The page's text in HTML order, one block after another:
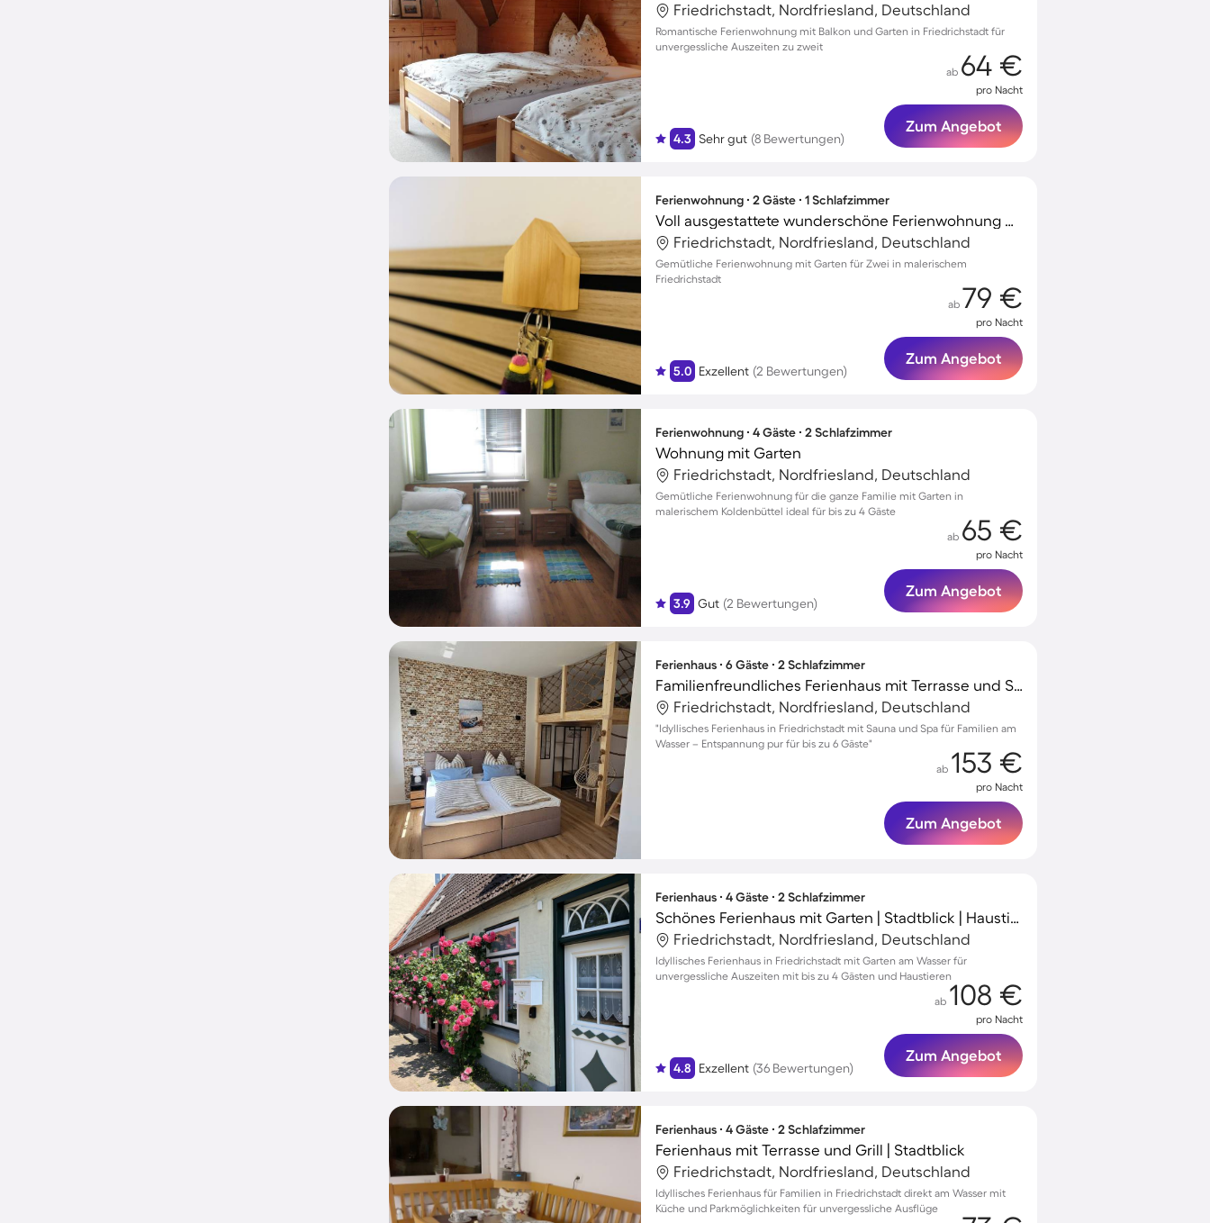
Friedrichstadt, Nordfriesland, Deutschland
Romantische Ferienwohnung mit Balkon und Garten in Friedrichstadt für
unvergessliche Auszeiten zu zweit
4.3 Sehr gut (8 Bewertungen)
ab 64 €
pro Nacht
Zum Angebot
Ferienwohnung ∙ 2 Gäste ∙ 1 Schlafzimmer
Voll ausgestattete wunderschöne Ferienwohnung mit Garten, Grill und Terrasse
Friedrichstadt, Nordfriesland, Deutschland
Gemütliche Ferienwohnung mit Garten für Zwei in malerischem
Friedrichstadt
5.0 Exzellent (2 Bewertungen)
ab 79 €
pro Nacht
Zum Angebot
Ferienwohnung ∙ 4 Gäste ∙ 2 Schlafzimmer
Wohnung mit Garten
Friedrichstadt, Nordfriesland, Deutschland
Gemütliche Ferienwohnung für die ganze Familie mit Garten in
malerischem Koldenbüttel ideal für bis zu 4 Gäste
3.9 Gut (2 Bewertungen)
ab 65 €
pro Nacht
Zum Angebot
Ferienhaus ∙ 6 Gäste ∙ 2 Schlafzimmer
Familienfreundliches Ferienhaus mit Terrasse und Sauna | Stadtblick
Friedrichstadt, Nordfriesland, Deutschland
"Idyllisches Ferienhaus in Friedrichstadt mit Sauna und Spa für Familien am
Wasser – Entspannung pur für bis zu 6 Gäste"
ab 153 €
pro Nacht
Zum Angebot
Ferienhaus ∙ 4 Gäste ∙ 2 Schlafzimmer
Schönes Ferienhaus mit Garten | Stadtblick | Haustiere erlaubt
Friedrichstadt, Nordfriesland, Deutschland
Idyllisches Ferienhaus in Friedrichstadt mit Garten am Wasser für
unvergessliche Auszeiten mit bis zu 4 Gästen und Haustieren
4.8 Exzellent (36 Bewertungen)
ab 108 €
pro Nacht
Zum Angebot
Ferienhaus ∙ 4 Gäste ∙ 2 Schlafzimmer
Ferienhaus mit Terrasse und Grill | Stadtblick
Friedrichstadt, Nordfriesland, Deutschland
Idyllisches Ferienhaus für Familien in Friedrichstadt direkt am Wasser mit
Küche und Parkmöglichkeiten für unvergessliche Ausflüge